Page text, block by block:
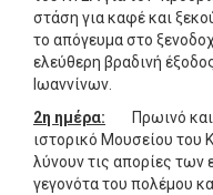
στάση για καφέ και
το απόγευμα στο
ελεύθερη βραδινή
Ιωαννίνων.
2η ημέρα: Πρωινό και
ιστορικό Μουσείου του
λύνουν τις απορίες των
γεγονότα του πολέμου